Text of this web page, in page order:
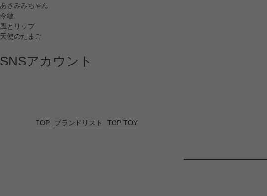
あさみみちゃん
今敏
風とリップ
天使のたまご
SNSアカウント
TOP ブランドリスト TOP TOY